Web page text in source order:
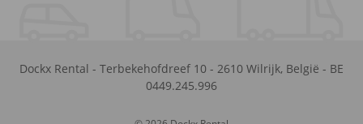
Dockx Rental - Terbekehofdreef 10 - 2610 Wilrijk, België - BE
0449.245.996